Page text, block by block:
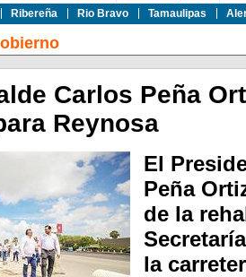
Ribereña Rio Bravo Tamaulipas
Carlos Peña
Reynosa
El
Peña
de la
la